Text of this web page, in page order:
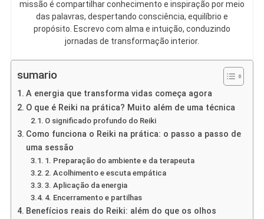
missão é compartilhar conhecimento e inspiração por meio
das palavras, despertando consciência, equilíbrio e
propósito. Escrevo com alma e intuição, conduzindo
jornadas de transformação interior.
sumario
A energia que transforma vidas começa agora
O que é Reiki na prática? Muito além de uma técnica
O significado profundo do Reiki
Como funciona o Reiki na prática: o passo a passo de
uma sessão
1. Preparação do ambiente e da terapeuta
2. Acolhimento e escuta empática
3. Aplicação da energia
4. Encerramento e partilhas
Benefícios reais do Reiki: além do que os olhos